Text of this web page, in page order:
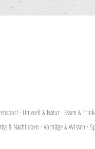
· Umwelt & Natur · Essen &
& Nachtleben · Vorträge & Wissen ·